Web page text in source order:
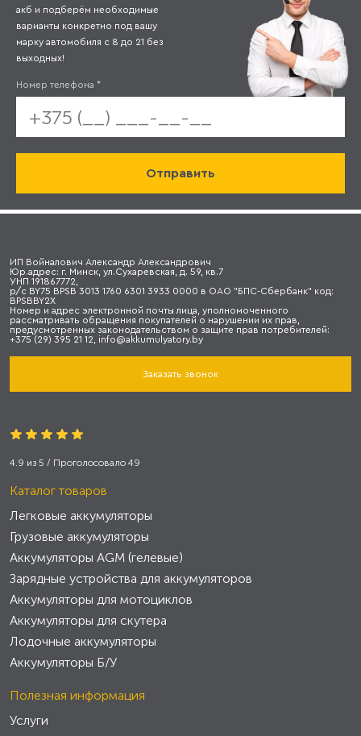
акб и подберём необходимые
варианты конкретно под вашу
марку автомобиля с 8 до 21 без
выходных!
Номер телефона *
ИП Войналович Александр Александрович
Юр.адрес: г. Минск, ул.Сухаревская, д. 59, кв.7
УНП 191867772,
р/с BY75 BPSB 3013 1760 6301 3933 0000 в ОАО "БПС-Сбербанк" код:
BPSBBY2X
Номер и адрес электронной почты лица, уполномоченного
рассматривать обращения покупателей о нарушении их прав,
предусмотренных законодательством о защите прав потребителей:
+375 (29) 395 21 12, info@akkumulyatory.by
Заказать звонок
4.9 из 5 / Проголосовало 49
Каталог товаров
Легковые аккумуляторы
Грузовые аккумуляторы
Аккумуляторы AGM (гелевые)
Зарядные устройства для аккумуляторов
Аккумуляторы для мотоциклов
Аккумуляторы для скутера
Лодочные аккумуляторы
Аккумуляторы Б/У
Полезная информация
Услуги